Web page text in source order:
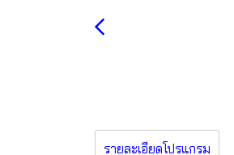
รายละเอียดโปรแกรม